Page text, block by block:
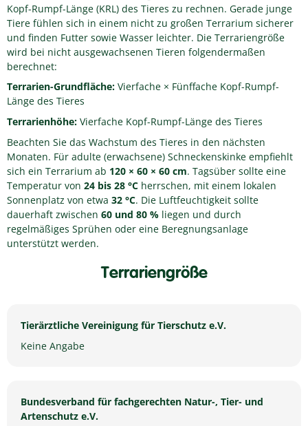
Kopf-Rumpf-Länge (KRL) des Tieres zu rechnen. Gerade junge
Tiere fühlen sich in einem nicht zu großen Terrarium sicherer
und finden Futter sowie Wasser leichter. Die Terrariengröße
wird bei nicht ausgewachsenen Tieren folgendermaßen
berechnet:
Terrarien-Grundfläche: Vierfache × Fünffache Kopf-Rumpf-
Länge des Tieres
Terrarienhöhe: Vierfache Kopf-Rumpf-Länge des Tieres
Beachten Sie das Wachstum des Tieres in den nächsten
Monaten. Für adulte (erwachsene) Schneckenskinke empfiehlt
sich ein Terrarium ab 120 × 60 × 60 cm. Tagsüber sollte eine
Temperatur von 24 bis 28 °C herrschen, mit einem lokalen
Sonnenplatz von etwa 32 °C. Die Luftfeuchtigkeit sollte
dauerhaft zwischen 60 und 80 % liegen und durch
regelmäßiges Sprühen oder eine Beregnungsanlage
unterstützt werden.
Terrariengröße
Tierärztliche Vereinigung für Tierschutz e.V.
Keine Angabe
Bundesverband für fachgerechten Natur-, Tier- und
Artenschutz e.V.